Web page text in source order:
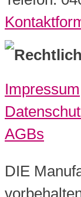
Impressum
AGBs
DIE